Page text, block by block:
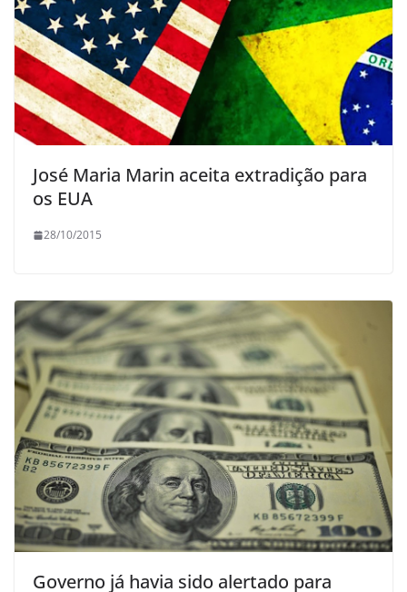
José Maria Marin aceita extradição para
os EUA
28/10/2015
Governo já havia sido alertado para